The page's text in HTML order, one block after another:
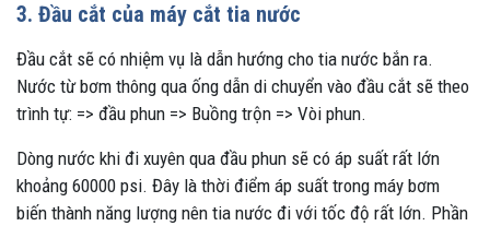
3. Đầu cắt của máy cắt tia nước
Đầu cắt sẽ có nhiệm vụ là dẫn hướng cho tia nước bắn ra.
Nước từ bơm thông qua ống dẫn di chuyển vào đầu cắt sẽ theo
trình tự: => đầu phun => Buồng trộn => Vòi phun.
Dòng nước khi đi xuyên qua đầu phun sẽ có áp suất rất lớn
khoảng 60000 psi. Đây là thời điểm áp suất trong máy bơm
biến thành năng lượng nên tia nước đi với tốc độ rất lớn. Phần